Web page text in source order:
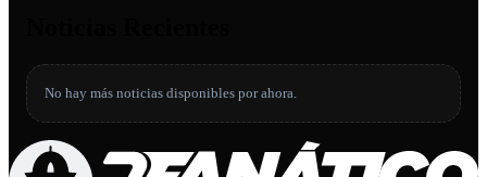
No hay más noticias disponibles por ahora.